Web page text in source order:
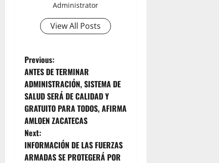
Administrator
View All Posts
P
o
s
t
n
Previous:
ANTES DE TERMINAR
ADMINISTRACIÓN, SISTEMA DE
SALUD SERÁ DE CALIDAD Y
GRATUITO PARA TODOS, AFIRMA
AMLOEN ZACATECAS
Next:
INFORMACIÓN DE LAS FUERZAS
ARMADAS SE PROTEGERÁ POR